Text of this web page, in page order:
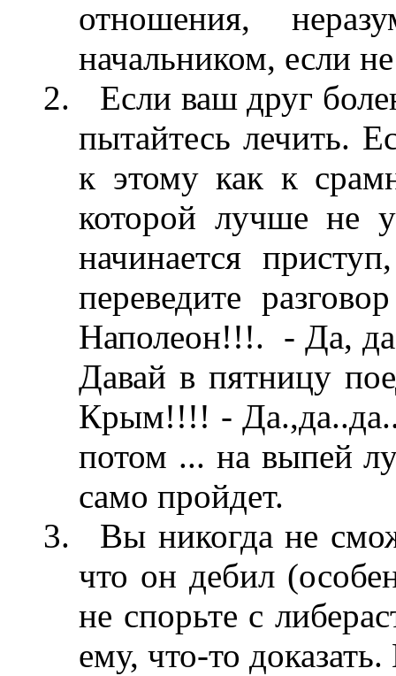
отношения,
начальником, если
Если ваш друг
пытайтесь лечить.
к этому как к
которой лучше не
начинается
переведите
Наполеон!!!. - Да,
Давай в пятницу
Крым!!!! -
потом ... на выпей
само пройдет.
Вы никогда не
что он дебил
не спорьте с
ему, что-то